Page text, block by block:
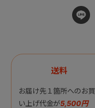
送料
お届け先１箇所へのお買
い上げ代金が5,500円